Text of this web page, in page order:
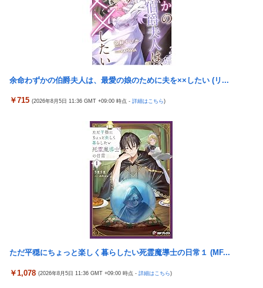
た？＝ネット「中国より100倍いい」
【速報】米軍、主要迎撃ミサイルの80％使い果たす 米軍高官「今
の米国は危険な水準」
ホンダ、営業利益5307億円で過去最高を記録
るなら他の方々の要望などを伝えると思う」 ネット「とうとう気
に食わない避難者disを始...
【朗報】「実質賃金」、6カ月連続プラスｗｗｗｗｗ
【朗報】最新台「eエデンズゼロ」わずか1時間48分で一撃9万
5000発コンプリートを達成してしまうｗ 究極LT期待出玉2万発
超えの現行最強スペックは伊達じゃないな…
近所のコープにいる爺さん、隙あらば「他人のカゴ」に商品を入
【ガンプラ再販】 HG「ジェスタ (シェザール隊仕様 A班装備)」
「ジェスタ (シェザール隊仕様 B&C班装備)」【11時予約開始】
【艦これ】酔って妹に絡むアブルッツィ 他
【艦これ】今回のかわいい大賞は決まった
【二次エ□】 信濃(アズールレーン)ママの服の中でばぶばぶ甘え
される 逮捕の数日前に釈放されたばかりなのに即再犯
年商10億円を超える「ひとり親方」が激増、Mac miniを大量購
【閲覧注意】 部族に捕まった人間の殺され方、ギャングや麻薬カ
ルテルの10倍恐ろしいと話題に
実際のところ中国って日本をどうしたいんやろな？
体調不良で休んでパチンコ通ってたら、数十日単位の証拠写真撮
られて会社クビになった
内閣広報官「高市総理が避難所を３分しか視察しなかったなんて
デマ！50分いたぞ😡」 →しかし事実上の視察は数分で正解
内閣広報官「高市総理が避難所を３分しか視察しなかったなんて
デマ！50分いたぞ😡」 →しかし事実上の視察は数分で正解
除霊ゲームさん、泣く泣くクソアプデしてしまう
余命わずかの伯爵夫人は、最愛の娘のために夫を××したい (リ...
￥715 (2026年8月5日 11:36 GMT +09:00 時点 - 詳細はこちら)
ただ平穏にちょっと楽しく暮らしたい死霊魔導士の日常１ (MF...
￥1,078 (2026年8月5日 11:36 GMT +09:00 時点 - 詳細はこちら)